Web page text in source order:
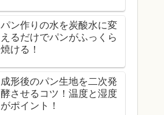
パン作りの水を炭酸水に変
えるだけでパンがふっくら
焼ける！
成形後のパン生地を二次発
酵させるコツ！温度と湿度
がポイント！